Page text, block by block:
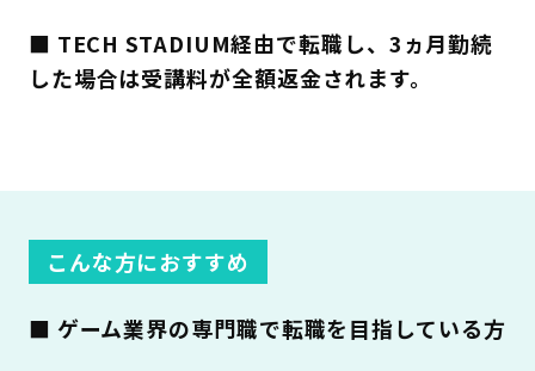
■ TECH STADIUM経由で転職し、3ヵ月勤続
した場合は受講料が全額返金されます。
こんな方におすすめ
■ ゲーム業界の専門職で転職を目指している方